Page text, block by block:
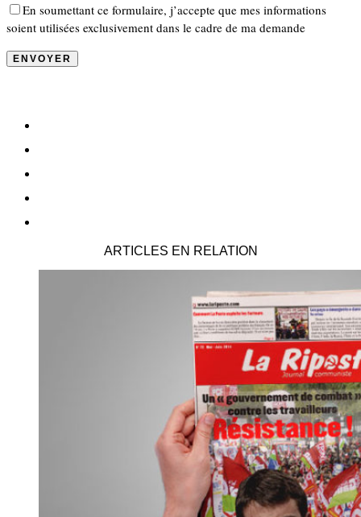
En soumettant ce formulaire, j’accepte que mes informations
soient utilisées exclusivement dans le cadre de ma demande
ARTICLES EN RELATION